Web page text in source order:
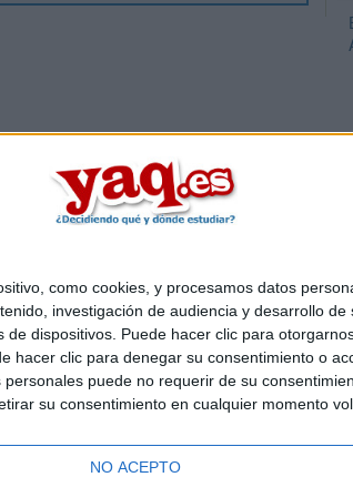
como cookies, y procesamos datos
investigación de audiencia y desarrollo de
dispositivos. Puede hacer clic para
clic para denegar su consentimiento o
puede no requerir de su
su consentimiento en cualquier momento
NO ACEPTO
Quiénes somos|Contactar|Anúnciate
de privacidad|Condiciones generales|Política
S.L.- Diego de León 47 - 28006 Madrid